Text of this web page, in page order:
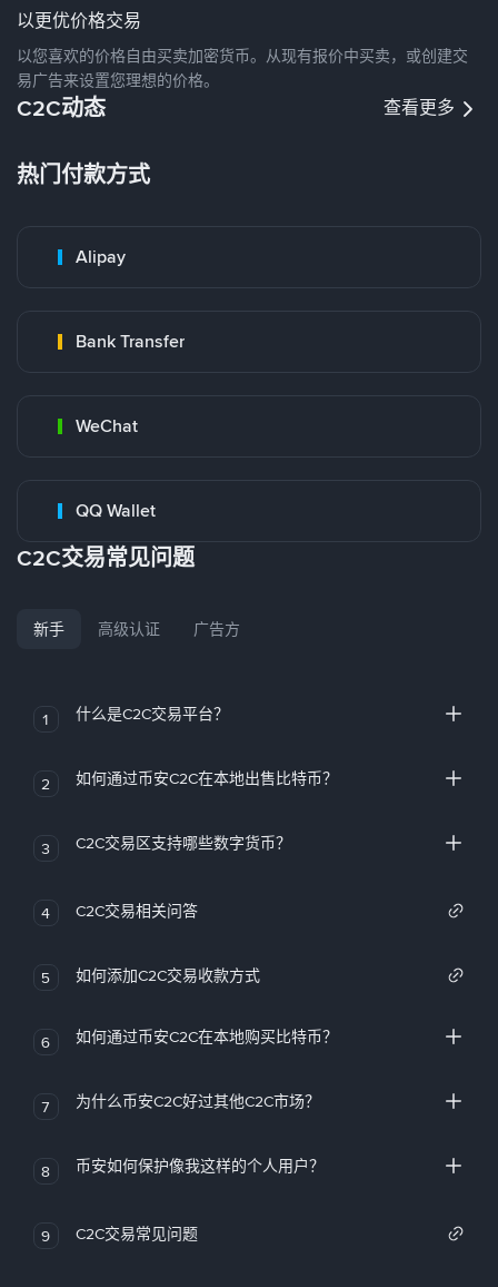
以更优价格交易
以您喜欢的价格自由买卖加密货币。从现有报价中买卖，或创建交
易广告来设置您理想的价格。
C2C动态 查看更多
热门付款方式
Alipay
Bank Transfer
WeChat
QQ Wallet
C2C交易常见问题
新手 高级认证 广告方
1 什么是C2C交易平台？
2 如何通过币安C2C在本地出售比特币？
3 C2C交易区支持哪些数字货币？
4 C2C交易相关问答
5 如何添加C2C交易收款方式
6 如何通过币安C2C在本地购买比特币？
7 为什么币安C2C好过其他C2C市场？
8 币安如何保护像我这样的个人用户？
9 C2C交易常见问题